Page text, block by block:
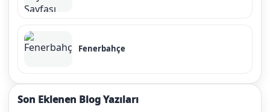
Fenerbahçe
Son Eklenen Blog Yazıları